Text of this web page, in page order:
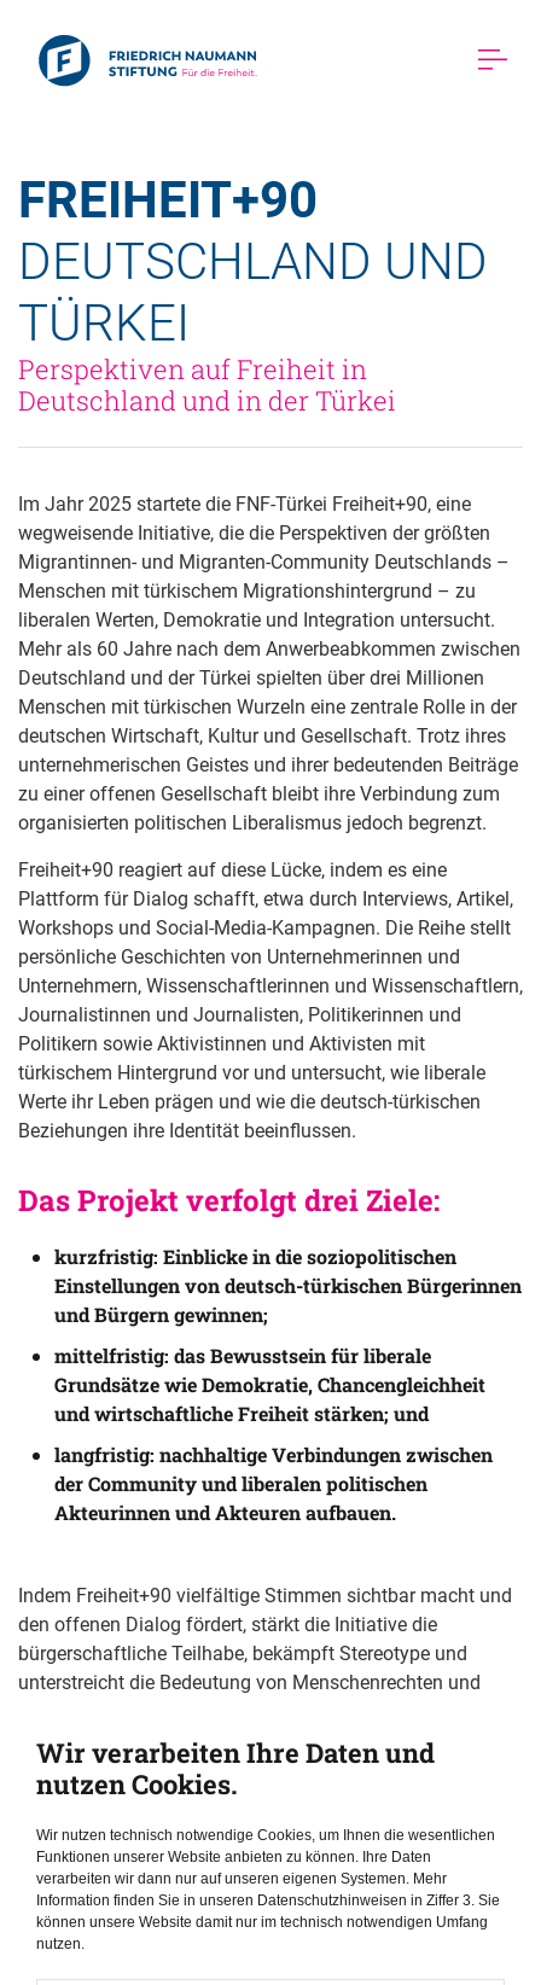
FREIHEIT+90
DEUTSCHLAND UND
TÜRKEI
Perspektiven auf Freiheit in
Deutschland und in der Türkei
Im Jahr 2025 startete die FNF-Türkei Freiheit+90, eine
wegweisende Initiative, die die Perspektiven der größten
Migrantinnen- und Migranten-Community Deutschlands –
Menschen mit türkischem Migrationshintergrund – zu
liberalen Werten, Demokratie und Integration untersucht.
Mehr als 60 Jahre nach dem Anwerbeabkommen zwischen
Deutschland und der Türkei spielten über drei Millionen
Menschen mit türkischen Wurzeln eine zentrale Rolle in der
deutschen Wirtschaft, Kultur und Gesellschaft. Trotz ihres
unternehmerischen Geistes und ihrer bedeutenden Beiträge
zu einer offenen Gesellschaft bleibt ihre Verbindung zum
organisierten politischen Liberalismus jedoch begrenzt.
Freiheit+90 reagiert auf diese Lücke, indem es eine
Plattform für Dialog schafft, etwa durch Interviews, Artikel,
Workshops und Social-Media-Kampagnen. Die Reihe stellt
persönliche Geschichten von Unternehmerinnen und
Unternehmern, Wissenschaftlerinnen und Wissenschaftlern,
Journalistinnen und Journalisten, Politikerinnen und
Politikern sowie Aktivistinnen und Aktivisten mit
türkischem Hintergrund vor und untersucht, wie liberale
Werte ihr Leben prägen und wie die deutsch-türkischen
Beziehungen ihre Identität beeinflussen.
Das Projekt verfolgt drei Ziele:
kurzfristig: Einblicke in die soziopolitischen
Einstellungen von deutsch-türkischen Bürgerinnen
und Bürgern gewinnen;
mittelfristig: das Bewusstsein für liberale
Grundsätze wie Demokratie, Chancengleichheit
und wirtschaftliche Freiheit stärken; und
langfristig: nachhaltige Verbindungen zwischen
der Community und liberalen politischen
Akteurinnen und Akteuren aufbauen.
Indem Freiheit+90 vielfältige Stimmen sichtbar macht und
den offenen Dialog fördert, stärkt die Initiative die
bürgerschaftliche Teilhabe, bekämpft Stereotype und
unterstreicht die Bedeutung von Menschenrechten und
und sozialen Zusammenhalts sowohl in Deutschland als
auch in der Türkei.
Wir verarbeiten Ihre Daten und
nutzen Cookies.
Wir nutzen technisch notwendige Cookies, um Ihnen die wesentlichen
Funktionen unserer Website anbieten zu können. Ihre Daten
verarbeiten wir dann nur auf unseren eigenen Systemen. Mehr
Information finden Sie in unseren Datenschutzhinweisen in Ziffer 3. Sie
können unsere Website damit nur im technisch notwendigen Umfang
nutzen.